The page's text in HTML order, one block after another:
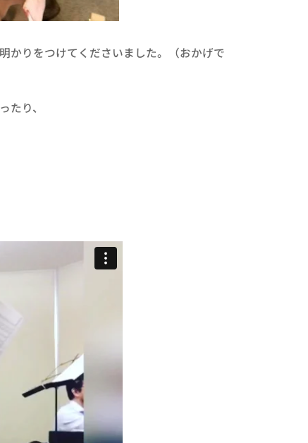
かりをつけてくださいました。（おかげで
たり、